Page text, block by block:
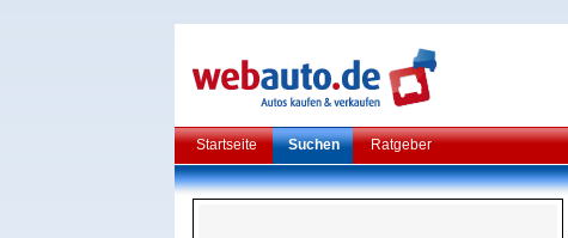
Startseite Suchen Ratgeber